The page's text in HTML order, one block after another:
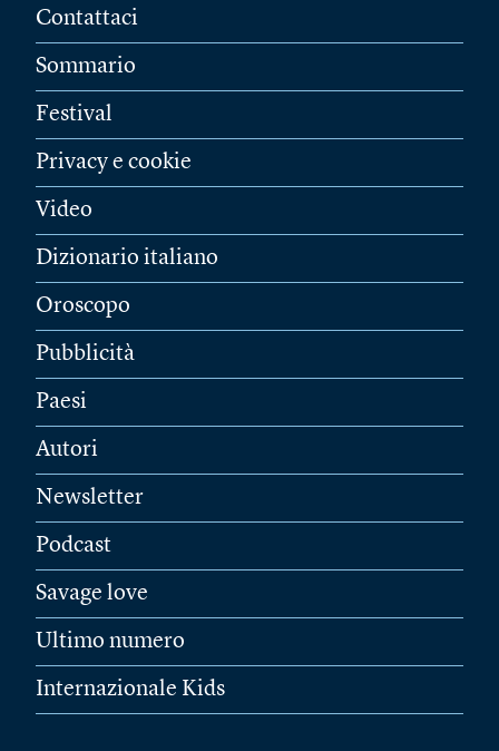
Contattaci
Sommario
Festival
Privacy e cookie
Video
Dizionario italiano
Oroscopo
Pubblicità
Paesi
Autori
Newsletter
Podcast
Savage love
Ultimo numero
Internazionale Kids